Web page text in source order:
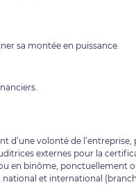
sa montée en puissance.
d’une volonté de
externes pour la
en binôme, ponctuellement
et international